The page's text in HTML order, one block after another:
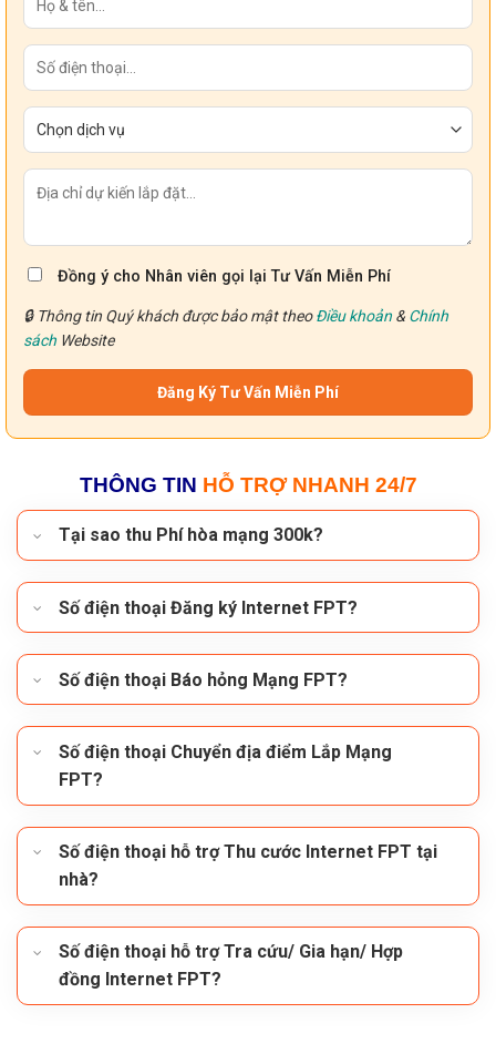
Đồng ý cho Nhân viên gọi lại Tư Vấn Miễn Phí
🔒 Thông tin Quý khách được bảo mật theoĐiều khoản & Chính
sách Website
THÔNG TIN HỖ TRỢ NHANH 24/7
Tại sao thu Phí hòa mạng 300k?
Số điện thoại Đăng ký Internet FPT?
Số điện thoại Báo hỏng Mạng FPT?
Số điện thoại Chuyển địa điểm Lắp Mạng
FPT?
Số điện thoại hỗ trợ Thu cước Internet FPT tại
nhà?
Số điện thoại hỗ trợ Tra cứu/ Gia hạn/ Hợp
đồng Internet FPT?